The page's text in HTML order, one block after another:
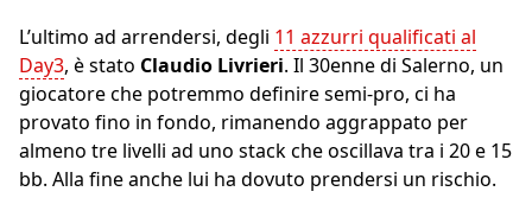
L’ultimo ad arrendersi, degli 11 azzurri qualificati al
Day3, è stato Claudio Livrieri. Il 30enne di Salerno, un
giocatore che potremmo definire semi-pro, ci ha
provato fino in fondo, rimanendo aggrappato per
almeno tre livelli ad uno stack che oscillava tra i 20 e 15
bb. Alla fine anche lui ha dovuto prendersi un rischio.